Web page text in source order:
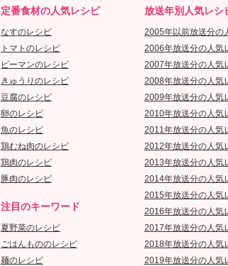
定番食材の人気レシピ
なすのレシピ
トマトのレシピ
ピーマンのレシピ
きゅうりのレシピ
豆腐のレシピ
卵のレシピ
魚のレシピ
鶏むね肉のレシピ
鶏肉のレシピ
豚肉のレシピ
注目のキーワード
夏野菜のレシピ
ごはんもののレシピ
麺のレシピ
放送年別人気レシ
2005年以前放送分の
2006年放送分の人気
2007年放送分の人気
2008年放送分の人気
2009年放送分の人気
2010年放送分の人気
2011年放送分の人気
2012年放送分の人気
2013年放送分の人気
2014年放送分の人気
2015年放送分の人気
2016年放送分の人気
2017年放送分の人気
2018年放送分の人気
2019年放送分の人気